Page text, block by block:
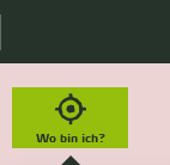
Wo bin ich?